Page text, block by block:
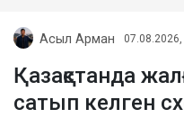
Асыл Арман
Қазақстанда
сатып келген